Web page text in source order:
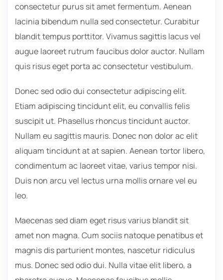
consectetur purus sit amet fermentum. Aenean
lacinia bibendum nulla sed consectetur. Curabitur
blandit tempus porttitor. Vivamus sagittis lacus vel
augue laoreet rutrum faucibus dolor auctor. Nullam
quis risus eget porta ac consectetur vestibulum.
Donec sed odio dui consectetur adipiscing elit.
Etiam adipiscing tincidunt elit, eu convallis felis
suscipit ut. Phasellus rhoncus tincidunt auctor.
Nullam eu sagittis mauris. Donec non dolor ac elit
aliquam tincidunt at at sapien. Aenean tortor libero,
condimentum ac laoreet vitae, varius tempor nisi.
Duis non arcu vel lectus urna mollis ornare vel eu
leo.
Maecenas sed diam eget risus varius blandit sit
amet non magna. Cum sociis natoque penatibus et
magnis dis parturient montes, nascetur ridiculus
mus. Donec sed odio dui. Nulla vitae elit libero, a